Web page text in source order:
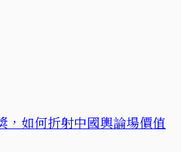
，如何折射中國輿論場價值